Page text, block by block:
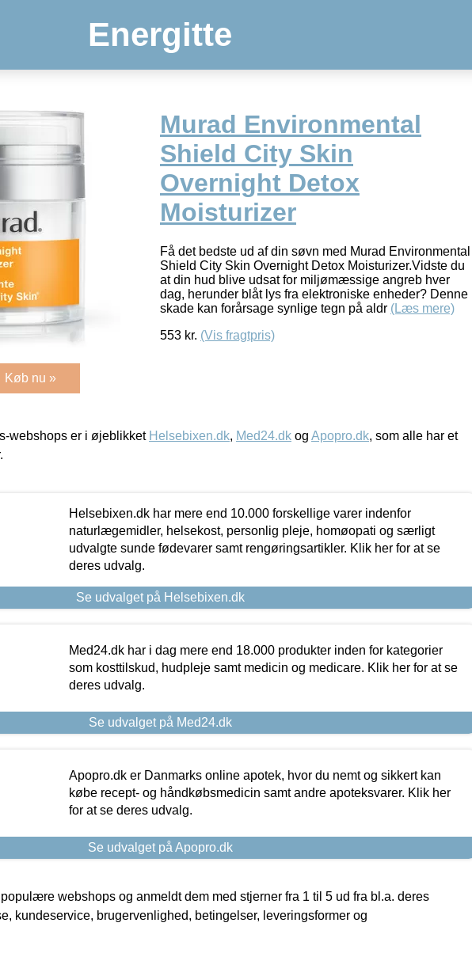
Energitte
Murad Environmental
Shield City Skin
Overnight Detox
Moisturizer
Få det bedste ud af din søvn med Murad Environmental
Shield City Skin Overnight Detox Moisturizer.Vidste du
at din hud blive udsat for miljømæssige angreb hver
dag, herunder blåt lys fra elektroniske enheder? Denne
skade kan forårsage synlige tegn på aldr (Læs mere)
553 kr. (Vis fragtpris)
Køb nu »
webshops er i øjeblikket Helsebixen.dk, Med24.dk og Apopro.dk, som alle har et
Helsebixen.dk har mere end 10.000 forskellige varer indenfor
naturlægemidler, helsekost, personlig pleje, homøopati og særligt
udvalgte sunde fødevarer samt rengøringsartikler. Klik her for at se
deres udvalg.
Se udvalget på Helsebixen.dk
Med24.dk har i dag mere end 18.000 produkter inden for kategorier
som kosttilskud, hudpleje samt medicin og medicare. Klik her for at se
deres udvalg.
Se udvalget på Med24.dk
Apopro.dk er Danmarks online apotek, hvor du nemt og sikkert kan
købe recept- og håndkøbsmedicin samt andre apoteksvarer. Klik her
for at se deres udvalg.
Se udvalget på Apopro.dk
webshops og anmeldt dem med stjerner fra 1 til 5 ud fra bl.a. deres
kundeservice, brugervenlighed, betingelser, leveringsformer og